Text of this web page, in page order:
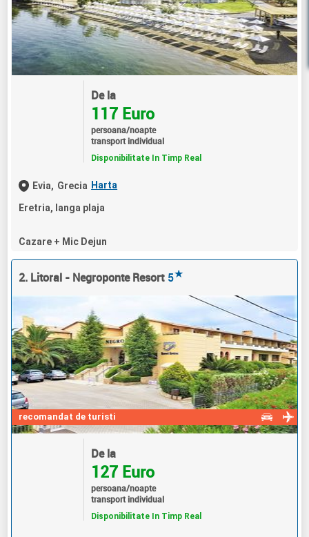
De la
117 Euro
persoana/noapte
transport individual
Disponibilitate In Timp Real
Evia, Grecia Harta
Eretria, langa plaja
Cazare + Mic Dejun
2. Litoral - Negroponte Resort 5★
recomandat de turisti
De la
127 Euro
persoana/noapte
transport individual
Disponibilitate In Timp Real